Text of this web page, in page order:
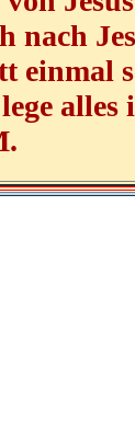
nach
einmal